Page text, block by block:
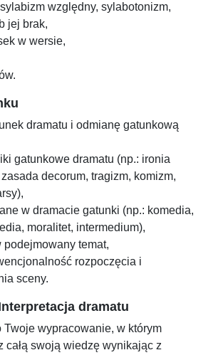
względny, sylabotonizm,
jej brak,
w wersie,
dramatu i odmianę gatunkową
gatunkowe dramatu (np.: ironia
decorum, tragizm, komizm,
w dramacie gatunki (np.: komedia,
moralitet, intermedium),
podejmowany temat,
rozpoczęcia i
sceny.
dramatu
Twoje wypracowanie, w którym
całą swoją wiedzę wynikając z